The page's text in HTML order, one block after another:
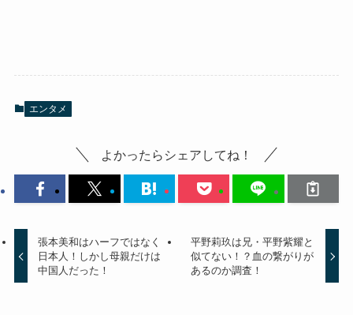
エンタメ
よかったらシェアしてね！
張本美和はハーフではなく
日本人！しかし母親だけは
中国人だった！
平野莉玖は兄・平野紫耀と
似てない！？血の繋がりが
あるのか調査！